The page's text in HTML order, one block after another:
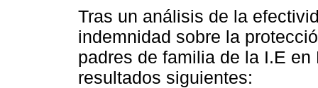
Tras un análisis de la
indemnidad sobre la
padres de familia de la I.E
resultados siguientes: